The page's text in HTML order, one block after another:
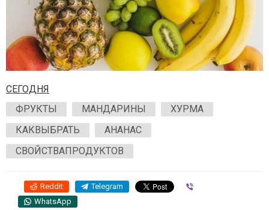
СЕГОДНЯ
ФРУКТЫ
МАНДАРИНЫ
ХУРМА
КАКВЫБРАТЬ
АНАНАС
СВОЙСТВАПРОДУКТОВ
Reddit Telegram
WhatsApp